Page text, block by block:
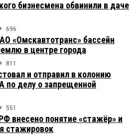
бизнесмена обвинили в даче
696
«Омскавтотранс» бассейн
в центре города
811
и отправил в колонию
делу о запрещенной
551
внесено понятие «стажёр» и
стажировок